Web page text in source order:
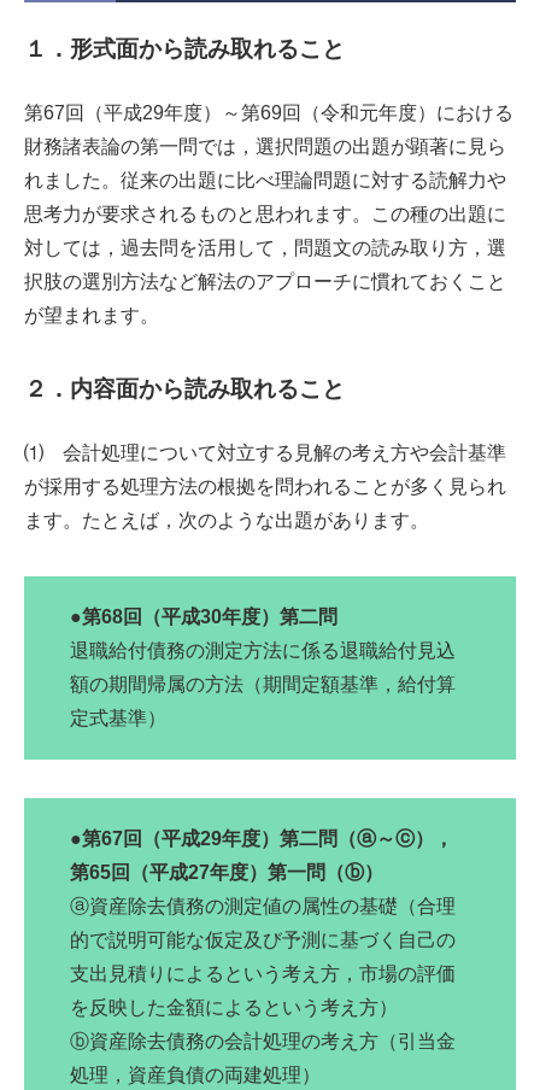
１．形式面から読み取れること
第67回（平成29年度）～第69回（令和元年度）における
財務諸表論の第一問では，選択問題の出題が顕著に見ら
れました。従来の出題に比べ理論問題に対する読解力や
思考力が要求されるものと思われます。この種の出題に
対しては，過去問を活用して，問題文の読み取り方，選
択肢の選別方法など解法のアプローチに慣れておくこと
が望まれます。
２．内容面から読み取れること
⑴ 会計処理について対立する見解の考え方や会計基準
が採用する処理方法の根拠を問われることが多く見られ
ます。たとえば，次のような出題があります。
●第68回（平成30年度）第二問
退職給付債務の測定方法に係る退職給付見込
額の期間帰属の方法（期間定額基準，給付算
定式基準）
●第67回（平成29年度）第二問（ⓐ～ⓒ），
第65回（平成27年度）第一問（ⓑ）
ⓐ資産除去債務の測定値の属性の基礎（合理
的で説明可能な仮定及び予測に基づく自己の
支出見積りによるという考え方，市場の評価
を反映した金額によるという考え方）
ⓑ資産除去債務の会計処理の考え方（引当金
処理，資産負債の両建処理）